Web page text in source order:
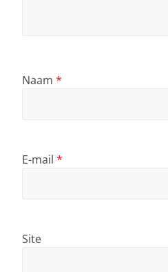
Naam *
E-mail *
Site